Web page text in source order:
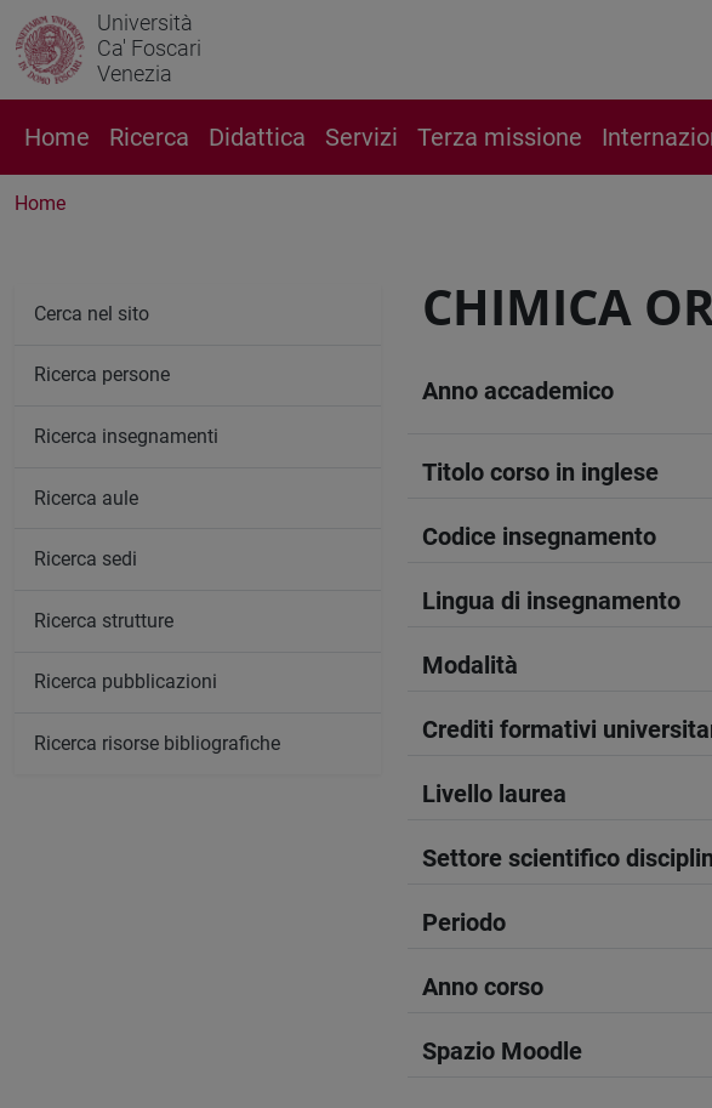
Università
Ca' Foscari
Venezia
Home Ricerca Didattica Servizi Terza missione
Home
CHIMICA
Anno accademico
Titolo corso in inglese
Codice insegnamento
Lingua di insegnamento
Modalità
Crediti formativi
Livello laurea
Settore scientifico
Periodo
Anno corso
Spazio Moodle
Cerca nel sito
Ricerca persone
Ricerca insegnamenti
Ricerca aule
Ricerca sedi
Ricerca strutture
Ricerca pubblicazioni
Ricerca risorse bibliografiche